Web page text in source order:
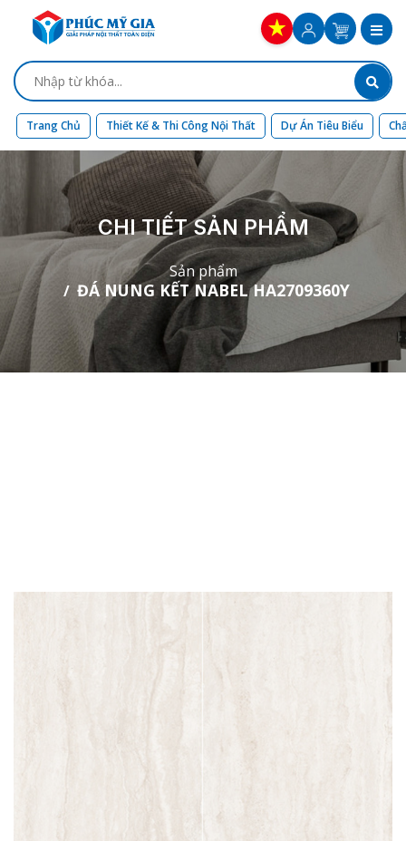
Trang Chủ Thiết Kế & Thi Công Nội Thất Dự Án Tiêu Biểu
CHI TIẾT SẢN PHẨM
Sản phẩm
ĐÁ NUNG KẾT NABEL HA2709360Y